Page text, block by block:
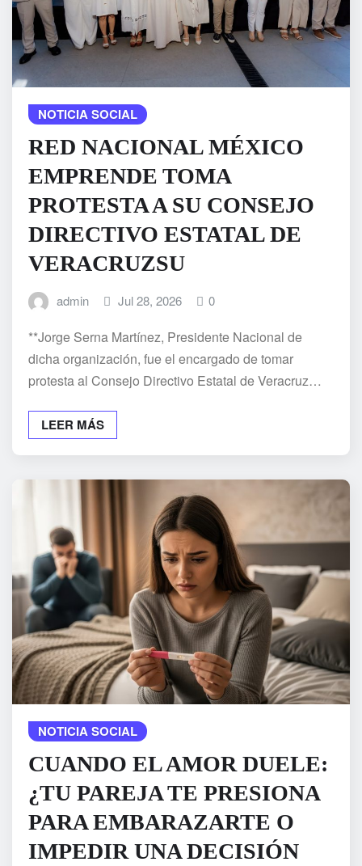
NOTICIA SOCIAL
RED NACIONAL MÉXICO
EMPRENDE TOMA
PROTESTA A SU CONSEJO
DIRECTIVO ESTATAL DE
VERACRUZSU
admin Jul 28, 2026 0
**Jorge Serna Martínez, Presidente Nacional de
dicha organización, fue el encargado de tomar
protesta al Consejo Directivo Estatal de Veracruz…
LEER MÁS
NOTICIA SOCIAL
CUANDO EL AMOR DUELE:
¿TU PAREJA TE PRESIONA
PARA EMBARAZARTE O
IMPEDIR UNA DECISIÓN